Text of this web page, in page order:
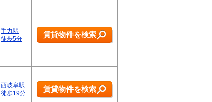
手力駅
徒歩5分
賃貸物件を検索
西岐阜駅
徒歩19分
賃貸物件を検索